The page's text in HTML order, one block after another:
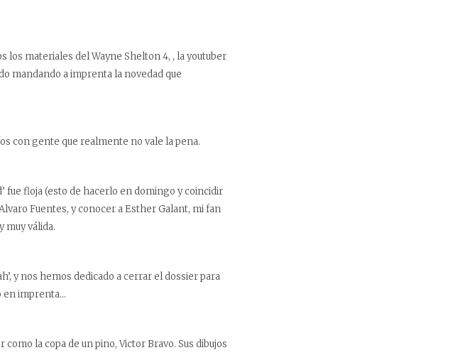
los materiales del Wayne Shelton 4, , la youtuber
mandando a imprenta la novedad que
con gente que realmente no vale la pena.
fue floja (esto de hacerlo en domingo y coincidir
Fuentes, y conocer a Esther Galant, mi fan
muy válida.
y nos hemos dedicado a cerrar el dossier para
en imprenta…
la copa de un pino, Victor Bravo. Sus dibujos